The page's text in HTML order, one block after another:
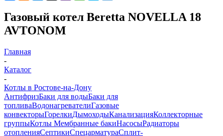
Газовый котел Beretta NOVELLA 18
AVTONOM
Главная
-
Каталог
-
Котлы в Ростове-на-Дону
АнтифризБаки для водыБаки для
топливаВодонагревателиГазовые
конвекторыГорелкиДымоходыКанализацияКоллекторные
группыКотлы Мембранные бакиНасосыРадиаторы
отопленияСептикиСпецарматураСплит-